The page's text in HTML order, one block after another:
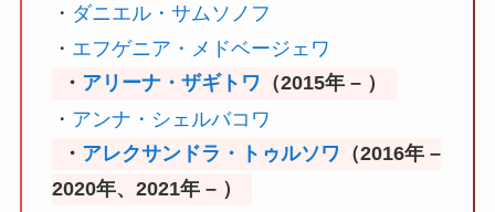
・ ダニエル・サムソノフ
・ エフゲニア・メドベージェワ
・ アリーナ・ザギトワ （2015年 – ）
・ アンナ・シェルバコワ
・ アレクサンドラ・トゥルソワ （2016年 –
2020年、2021年 – ）